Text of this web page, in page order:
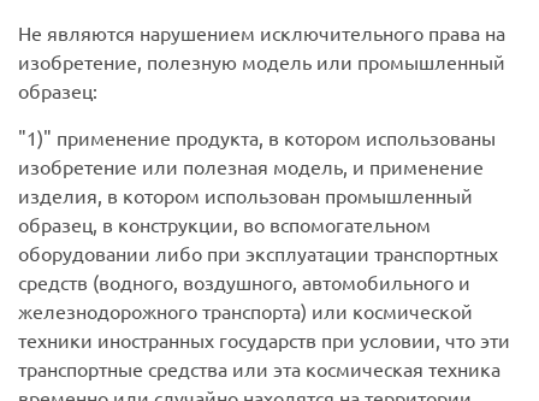
Не являются нарушением исключительного права на
изобретение, полезную модель или промышленный
образец:
1)
применение продукта, в котором использованы
изобретение или полезная модель, и применение
изделия, в котором использован промышленный
образец, в конструкции, во вспомогательном
оборудовании либо при эксплуатации транспортных
средств (водного, воздушного, автомобильного и
железнодорожного транспорта) или космической
техники иностранных государств при условии, что эти
транспортные средства или эта космическая техника